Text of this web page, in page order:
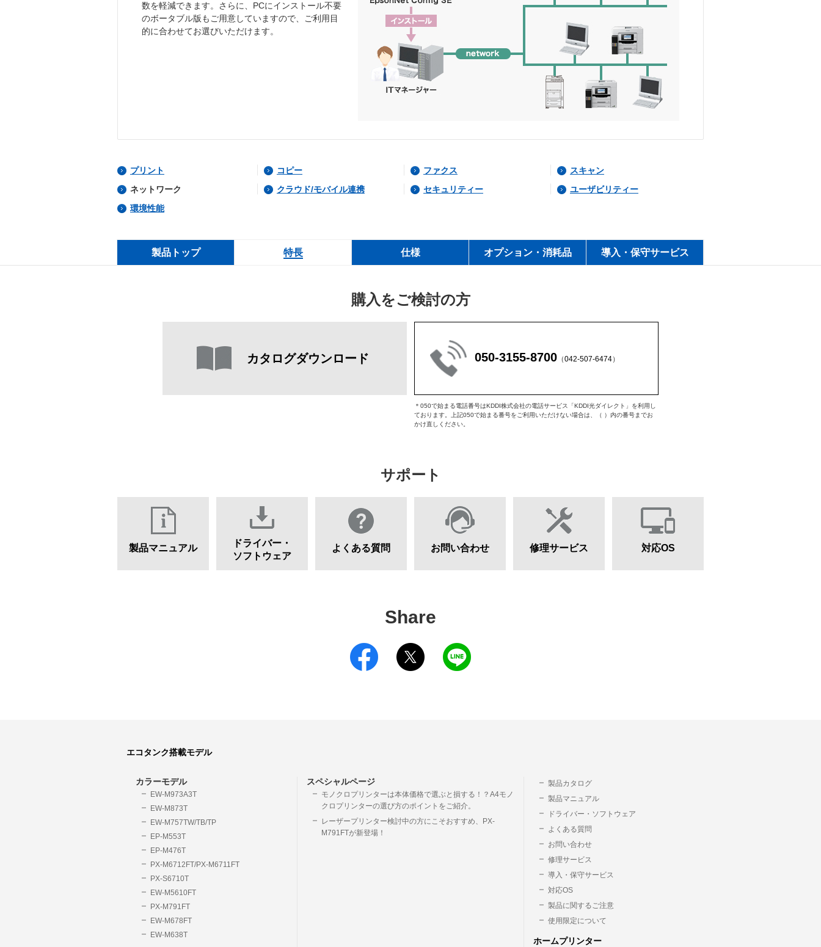
数を軽減できます。さらに、PCにインストール不要
のボータブル版もご用意していますので、ご利用目
的に合わせてお選びいただけます。
プリント コピー ファクス
スキャン
ネットワーク
クラウド/モバイル連携 セキュリティー
ユーザビリティー
環境性能
製品トップ 特長 仕様 オプション・消耗品 導入・保守サービス
購入をご検討の方
カタログダウンロード 050-3155-8700 （042-507-6474）
＊050で始まる電話番号はKDDI株式会社の電話サービス「KDDI光ダイレクト」を利用し
ております。上記050で始まる番号をご利用いただけない場合は、（ ）内の番号までお
かけ直しください。
サポート
製品マニュアル
ドライバー・
ソフトウェア
よくある質問 お問い合わせ 修理サービス 対応OS
Share
エコタンク搭載モデル
カラーモデル
EW-M973A3T
EW-M873T
EW-M757TW/TB/TP
EP-M553T
EP-M476T
PX-M6712FT/PX-M6711FT
PX-S6710T
EW-M5610FT
PX-M791FT
EW-M678FT
EW-M638T
スペシャルページ
モノクロプリンターは本体価格で選ぶと損する！？A4モノ
クロプリンターの選び方のポイントをご紹介。
レーザープリンター検討中の方にこそおすすめ、PX-
M791FTが新登場！
製品カタログ
製品マニュアル
ドライバー・ソフトウェア
よくある質問
お問い合わせ
修理サービス
導入・保守サービス
対応OS
製品に関するご注意
使用限定について
ホームプリンター